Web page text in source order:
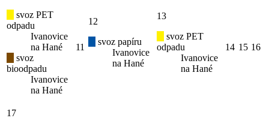
svoz PET
odpadu
Ivanovice
na Hané
svoz
bioodpadu
Ivanovice
na Hané
11
12
svoz papíru
Ivanovice
na Hané
13
svoz PET
odpadu
Ivanovice
na Hané
14 15 16
17